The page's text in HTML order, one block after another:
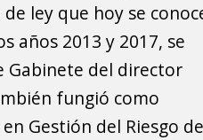
ley que hoy se
años 2013 y 2017, se
Gabinete del director
fungió como
Gestión del Riesgo de